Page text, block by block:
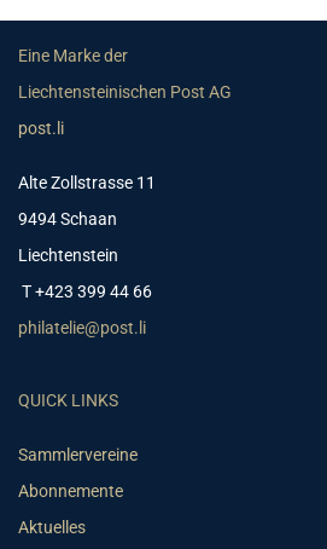
Eine Marke der
Liechtensteinischen Post AG
post.li
Alte Zollstrasse 11
9494 Schaan
Liechtenstein
T +423 399 44 66
philatelie@post.li
QUICK LINKS
Sammlervereine
Abonnemente
Aktuelles